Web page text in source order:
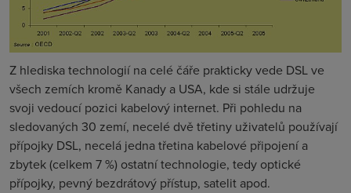
Z hlediska technologií na celé čáře prakticky vede DSL ve
všech zemích kromě Kanady a USA, kde si stále udržuje
svoji vedoucí pozici kabelový internet. Při pohledu na
sledovaných 30 zemí, necelé dvě třetiny uživatelů používají
přípojky DSL, necelá jedna třetina kabelové připojení a
zbytek (celkem 7 %) ostatní technologie, tedy optické
přípojky, pevný bezdrátový přístup, satelit apod.